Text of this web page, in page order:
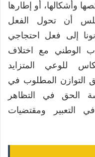
وأشكالها، أو إطارها
أن تحول الفعل
إلى فعل احتجاجي
الوطني مع اختلاف
للوعي المتزايد
التوازن المطلوب في
الحق في التظاهر
التعبير ومقتضيات